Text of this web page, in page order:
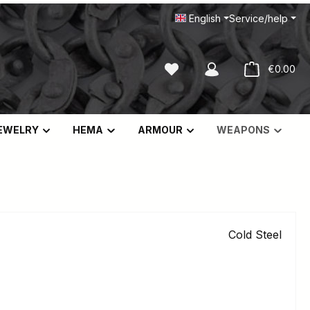
English Service/help
You have 0 wishlist items
€0.00
HEMA ARMOUR WEAPONS
Cold Steel